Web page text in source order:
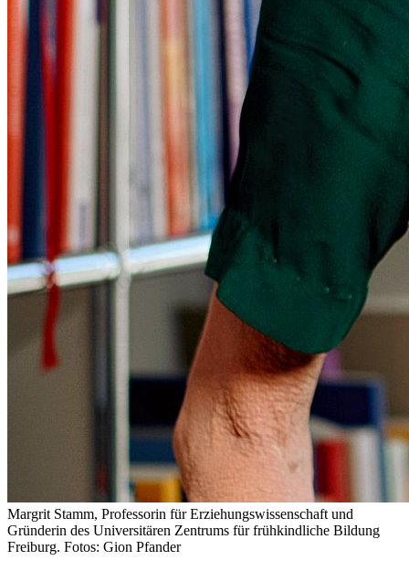
Margrit Stamm, Professorin für Erziehungswissenschaft und
Gründerin des Universitären Zentrums für frühkindliche Bildung
Freiburg. Fotos: Gion Pfander